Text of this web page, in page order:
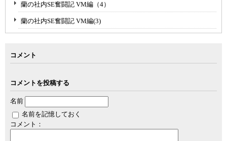
蘭の社内SE奮闘記 VM編（4）
蘭の社内SE奮闘記 VM編(3)
コメント
コメントを投稿する
名前
名前を記憶しておく
コメント：